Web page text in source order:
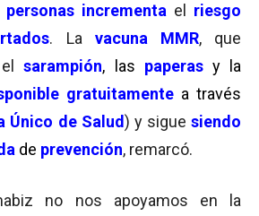
personas incrementa el riesgo
. La vacuna MMR, que
elsarampión, las paperas yla
onible gratuitamente a través
Único de Salud) y sigue siendo
de prevención, remarcó.
no nos apoyamos en la